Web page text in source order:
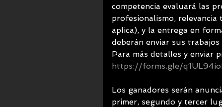
competencia evaluará las
profesionalismo,
aplica), y la entrega en
deberán enviar sus
Para más detalles y enviar
https://forms.gle/
Los ganadores serán
primer, segundo y tercer